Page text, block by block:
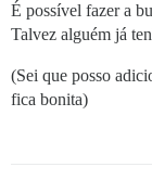
É possível fazer a
Talvez alguém já
(Sei que posso
fica bonita)